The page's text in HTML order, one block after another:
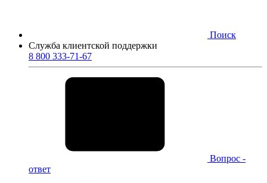
Поиск
Служба клиентской поддержки
8 800 333-71-67
Вопрос -
ответ